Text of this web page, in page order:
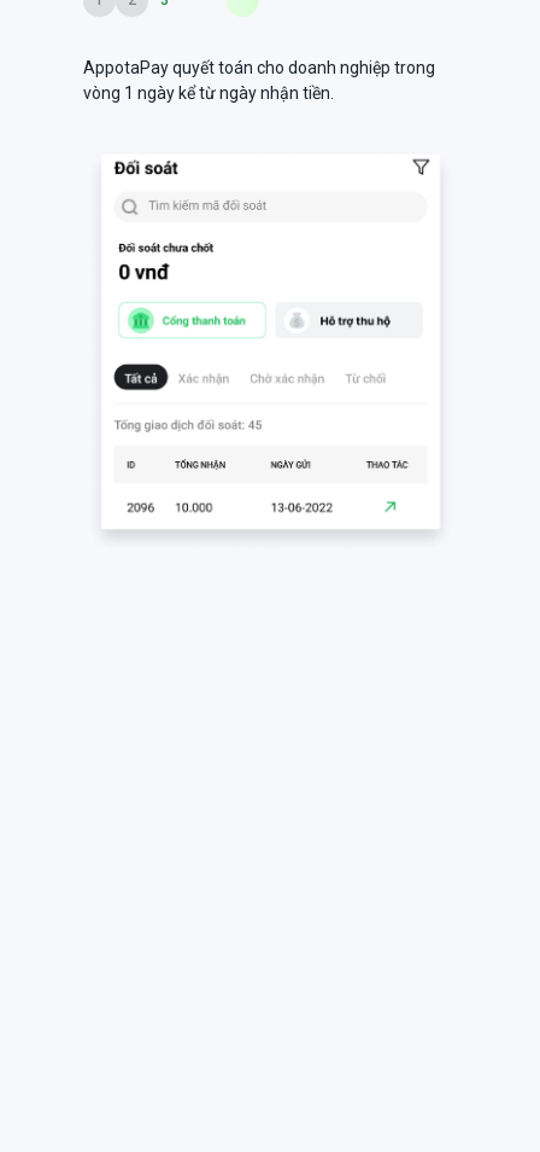
AppotaPay quyết toán cho doanh nghiệp trong
vòng 1 ngày kể từ ngày nhận tiền.